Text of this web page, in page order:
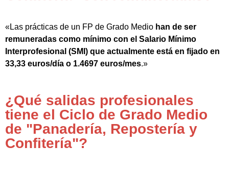
«Las prácticas de un FP de Grado Medio han de ser
remuneradas como mínimo con el Salario Mínimo
Interprofesional (SMI) que actualmente está en fijado en
33,33 euros/día o 1.4697 euros/mes.»
¿Qué salidas profesionales
tiene el Ciclo de Grado Medio
de "Panadería, Repostería y
Confitería"?